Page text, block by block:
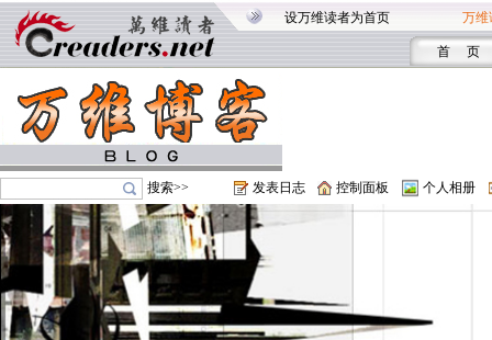
设万维读者为首页 万维
首 页
搜索>> 发表日志 控制面板 个人相册